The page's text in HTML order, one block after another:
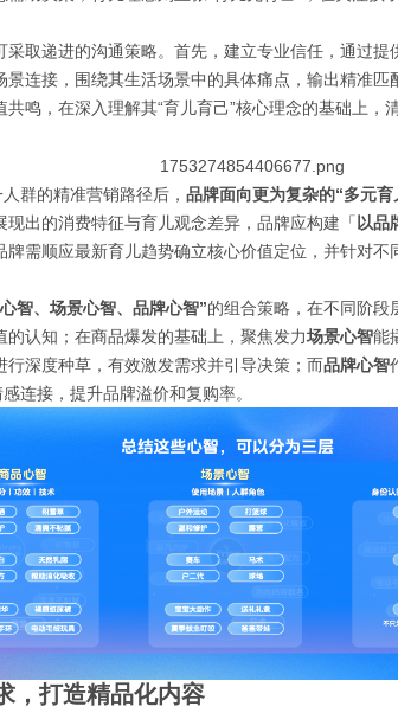
采取递进的沟通策略。首先，建立专业信任，通过
连接，围绕其生活场景中的具体痛点，输出精准匹
鸣，在深入理解其“育儿育己”核心理念的基础上，
群的精准营销路径后， 品牌面向更为复杂的“多元
出的消费特征与育儿观念差异，品牌应构建「 以品
牌需顺应最新育儿趋势确立核心价值定位，并针对
智、场景心智、品牌心智”的组合策略，在不同阶段
认知；在商品爆发的基础上，聚焦发力场景心智能
行深度种草，有效激发需求并引导决策；而品牌心智
连接，提升品牌溢价和复购率。
，打造精品化内容